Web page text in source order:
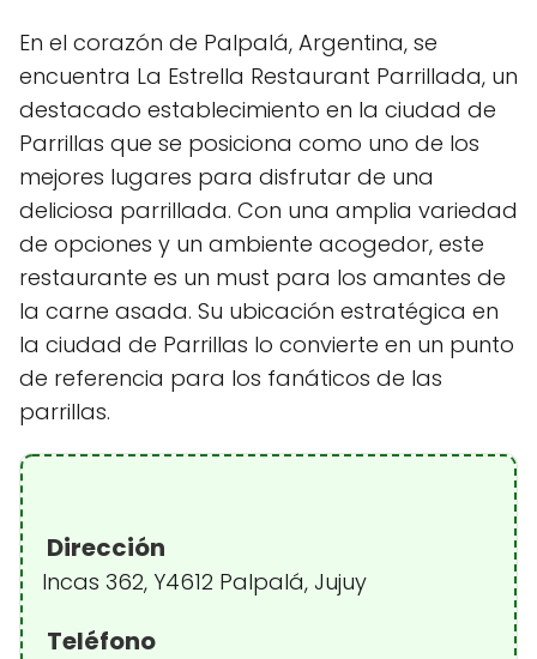
En el corazón de Palpalá, Argentina, se
encuentra La Estrella Restaurant Parrillada, un
destacado establecimiento en la ciudad de
Parrillas que se posiciona como uno de los
mejores lugares para disfrutar de una
deliciosa parrillada. Con una amplia variedad
de opciones y un ambiente acogedor, este
restaurante es un must para los amantes de
la carne asada. Su ubicación estratégica en
la ciudad de Parrillas lo convierte en un punto
de referencia para los fanáticos de las
parrillas.
Dirección
Incas 362, Y4612 Palpalá, Jujuy
Teléfono